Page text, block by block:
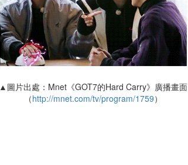
▲圖片出處：Mnet《GOT7的Hard Carry》廣播畫面
（http://mnet.com/tv/program/1759）